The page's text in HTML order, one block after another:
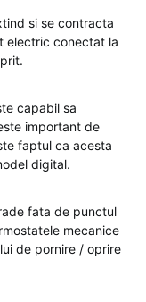
si se contracta
electric conectat la
capabil sa
important de
faptul ca acesta
digital.
fata de punctul
mecanice
de pornire / oprire